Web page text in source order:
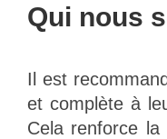
Qui nous
Il est
et complète à
Cela renforce la